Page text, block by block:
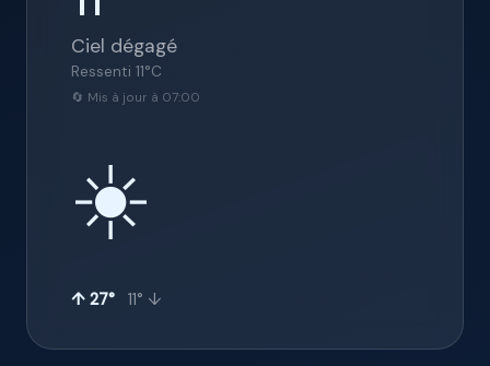
Ciel dégagé
Ressenti 11°C
🔄 Mis à jour à 07:00
☀️
↑ 27° 11° ↓